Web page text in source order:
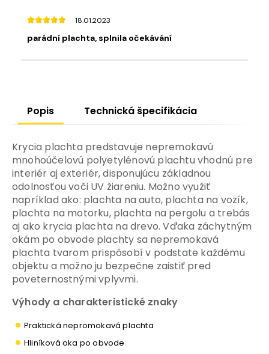
18.01.2023
parádní plachta, splnila očekávání
Popis Technická špecifikácia
Krycia plachta predstavuje nepremokavú
mnohoúčelovú polyetylénovú plachtu vhodnú pre
interiér aj exteriér, disponujúcu základnou
odolnosťou voči UV žiareniu. Možno využiť
napríklad ako: plachta na auto, plachta na vozík,
plachta na motorku, plachta na pergolu a trebás
aj ako krycia plachta na drevo. Vďaka záchytným
okám po obvode plachty sa nepremokavá
plachta tvarom prispôsobí v podstate každému
objektu a možno ju bezpečne zaistiť pred
poveternostnými vplyvmi.
Výhody a charakteristické znaky
Praktická nepromokavá plachta
Hliníková oka po obvode